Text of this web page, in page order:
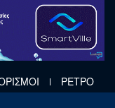
ΡΕΤΡΟ